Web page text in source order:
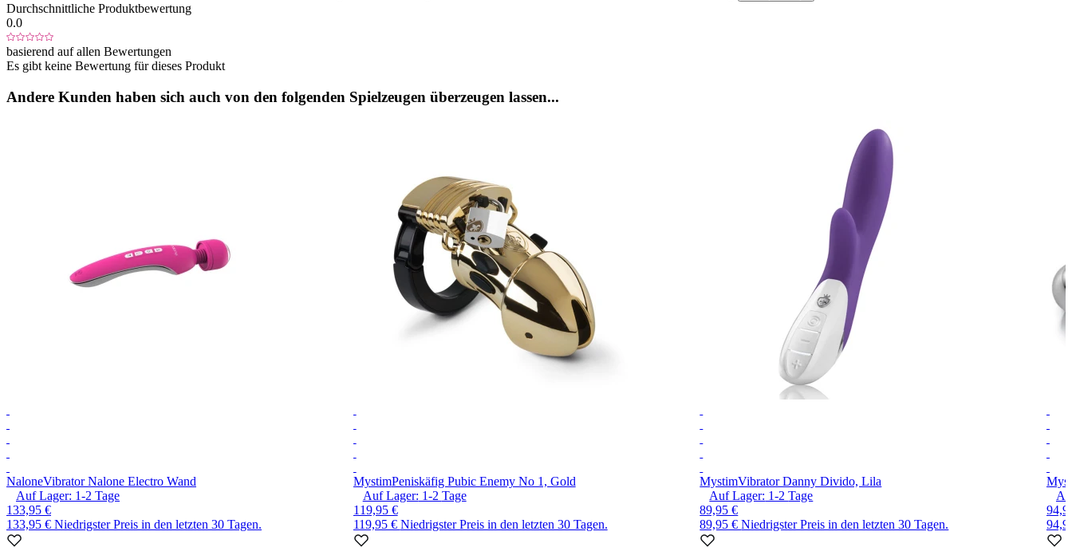
Durchschnittliche Produktbewertung
0.0
basierend auf allen Bewertungen
Es gibt keine Bewertung für dieses Produkt
Andere Kunden haben sich auch von den folgenden Spielzeugen überzeugen lassen...
NaloneVibrator Nalone Electro Wand
Auf Lager: 1-2 Tage
133,95 €
133,95 € Niedrigster Preis in den letzten 30 Tagen.
MystimPeniskäfig Pubic Enemy No 1, Gold
Auf Lager: 1-2 Tage
119,95 €
119,95 € Niedrigster Preis in den letzten 30 Tagen.
MystimVibrator Danny Divido, Lila
Auf Lager: 1-2Tage
89,95 €
89,95 €Niedrigster Preis in den letzten 30 Tagen.